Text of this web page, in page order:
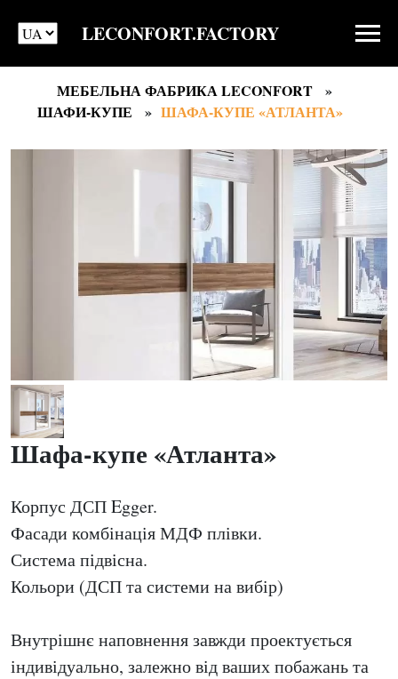
LECONFORT.FACTORY
МЕБЕЛЬНА ФАБРИКА LECONFORT
ШАФИ-КУПЕ
ШАФА-КУПЕ «АТЛАНТА»
Шафа-купе «Атланта»
Корпус ДСП Egger.
Фасади комбінація МДФ плівки.
Система підвісна.
Кольори (ДСП та системи на вибір)
Внутрішнє наповнення завжди проектується
індивідуально, залежно від ваших побажань та